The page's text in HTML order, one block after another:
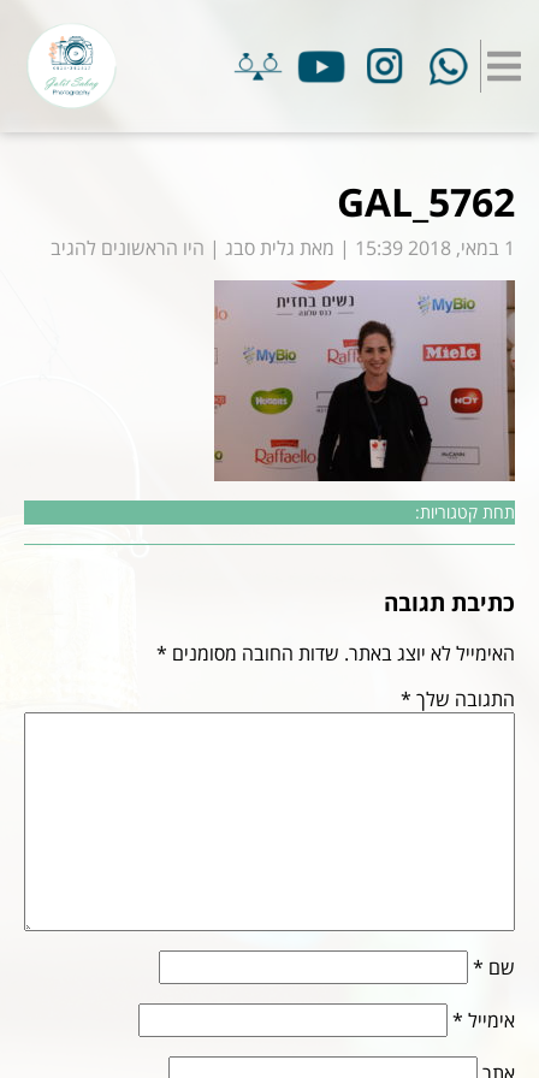
GAL_5762
1 במאי, 2018 15:39 | מאת גלית סבג | היו הראשונים להגיב
תחת קטגוריות:
כתיבת תגובה
האימייל לא יוצג באתר. שדות החובה מסומנים *
התגובה שלך *
שם *
אימייל *